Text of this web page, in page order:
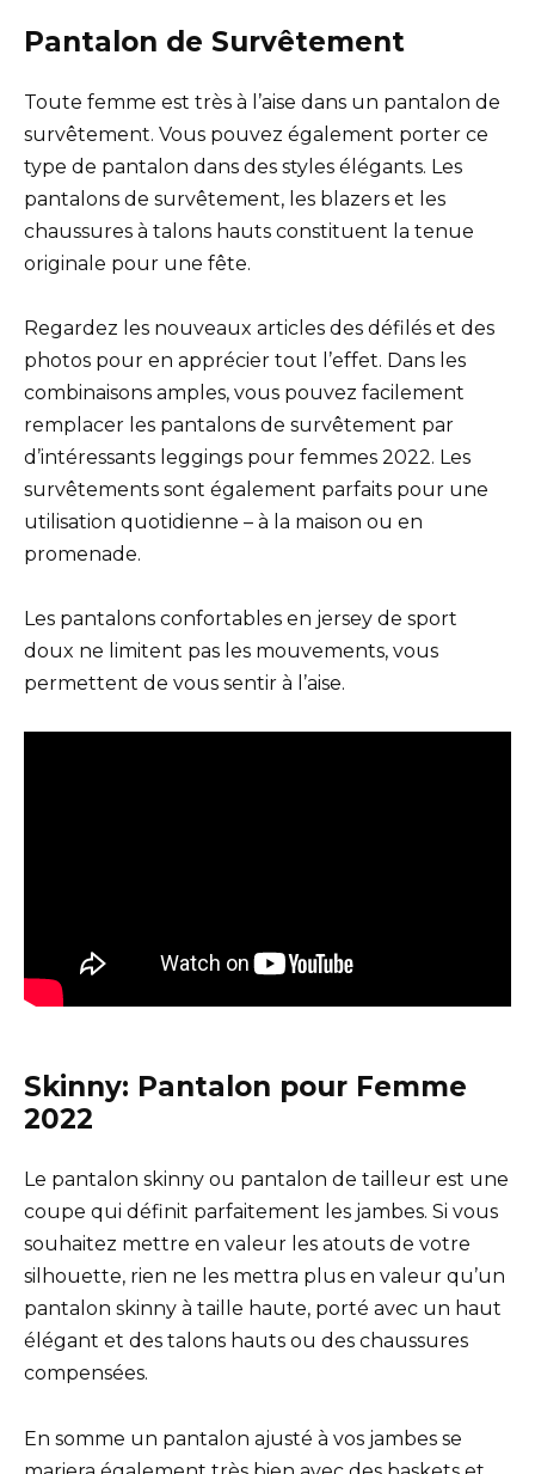
Pantalon de Survêtement
Toute femme est très à l’aise dans un pantalon de
survêtement. Vous pouvez également porter ce
type de pantalon dans des styles élégants. Les
pantalons de survêtement, les blazers et les
chaussures à talons hauts constituent la tenue
originale pour une fête.
Regardez les nouveaux articles des défilés et des
photos pour en apprécier tout l’effet. Dans les
combinaisons amples, vous pouvez facilement
remplacer les pantalons de survêtement par
d’intéressants leggings pour femmes 2022. Les
survêtements sont également parfaits pour une
utilisation quotidienne – à la maison ou en
promenade.
Les pantalons confortables en jersey de sport
doux ne limitent pas les mouvements, vous
permettent de vous sentir à l’aise.
Skinny: Pantalon pour Femme
2022
Le pantalon skinny ou pantalon de tailleur est une
coupe qui définit parfaitement les jambes. Si vous
souhaitez mettre en valeur les atouts de votre
silhouette, rien ne les mettra plus en valeur qu’un
pantalon skinny à taille haute, porté avec un haut
élégant et des talons hauts ou des chaussures
compensées.
En somme un pantalon ajusté à vos jambes se